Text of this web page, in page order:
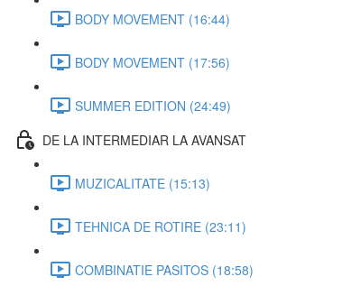
BODY MOVEMENT (16:44)
BODY MOVEMENT (17:56)
SUMMER EDITION (24:49)
DE LA INTERMEDIAR LA AVANSAT
MUZICALITATE (15:13)
TEHNICA DE ROTIRE (23:11)
COMBINATIE PASITOS (18:58)